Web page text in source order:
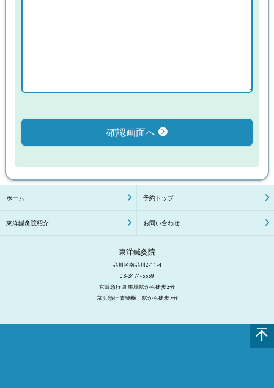
確認画面へ
ホーム 予約トップ
東洋鍼灸院紹介 お問い合わせ
東洋鍼灸院
品川区南品川2-11-4
03-3474-5559
京浜急行 新馬場駅から徒歩3分
京浜急行 青物横丁駅から徒歩7分